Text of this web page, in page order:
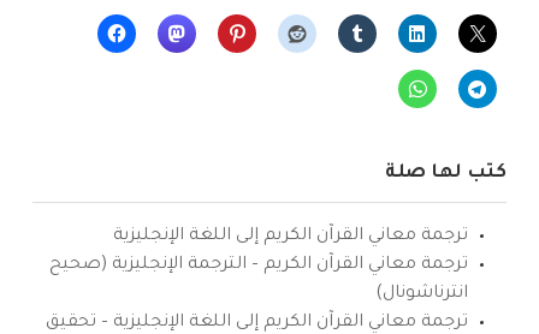
كتب لها صلة
ترجمة معاني القرآن الكريم إلى اللغة الإنجليزية
ترجمة معاني القرآن الكريم – الترجمة الإنجليزية (صحيح
انترناشونال)
ترجمة معاني القرآن الكريم إلى اللغة الإنجليزية – تحقيق